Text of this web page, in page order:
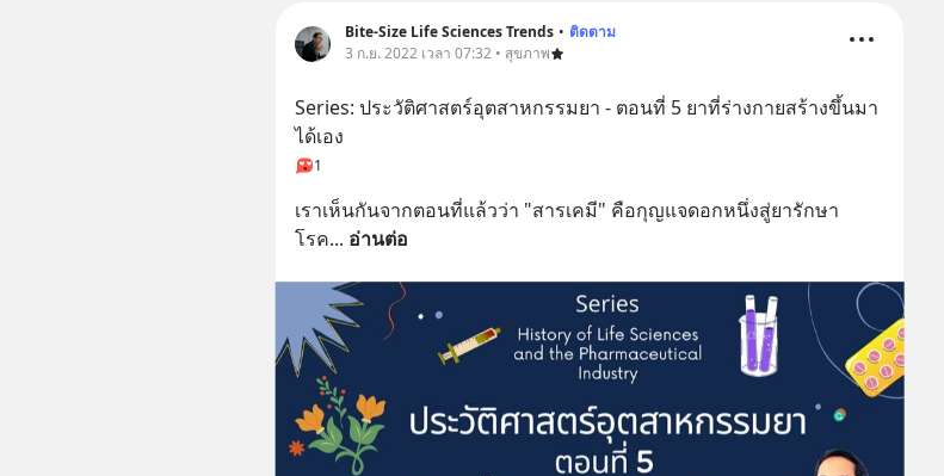
Bite-Size Life Sciences Trends • ติดตาม
3 ก.ย. 2022 เวลา 07:32 • สุขภาพ
Series: ประวัติศาสตร์อุตสาหกรรมยา - ตอนที่ 5 ยาที่ร่างกายสร้างขึ้นมา
ได้เอง
1
เราเห็นกันจากตอนที่แล้วว่า "สารเคมี" คือกุญแจดอกหนึ่งสู่ยารักษา
โรค... อ่านต่อ